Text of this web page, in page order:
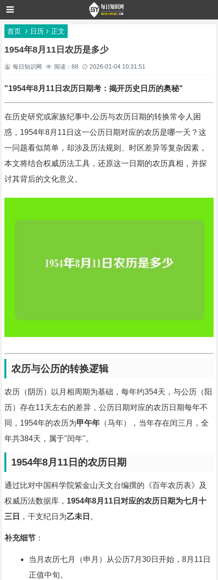
首页 日历 正文
1954年8月11日农历是多少
每日知识网 阅读：88 2026-01-04 10:31:51
"1954年8月11日农历日期考：揭开历史日历的奥秘"
在历史研究或家族纪事中,公历与农历日期的转换常令人困
惑，1954年8月11日这一公历日期对应的农历是哪一天？这
一问题看似简单，却涉及历法规则、时区差异等复杂因素，
本文将结合权威历法工具，还原这一日期的农历真相，并探
讨其背后的文化意义。
农历与公历的转换逻辑
农历（阴历）以月相周期为基础，每年约354天，与公历（阳
历）存在11天左右的差异，公历日期对应的农历日期每年不
同，1954年的农历为甲午年（马年），当年存在闰三月，全
年共384天，属于"闰年"。
1954年8月11日的农历日期
通过比对中国科学院紫金山天文台编撰的《百年农历表》及
权威历法数据库， 1954年8月11日对应的农历日期为七月十
三日
，干支纪日为乙未日 。
补充细节：
当月农历七月（申月）从公历7月30日开始，8月11日
正值中旬。